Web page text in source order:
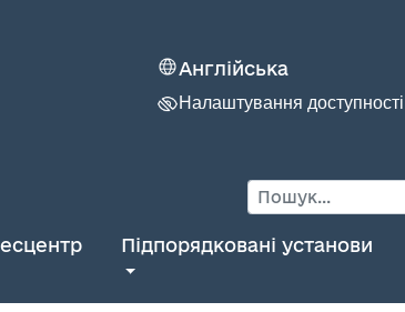
Англійська
Налаштування доступності
Підпорядковані установи